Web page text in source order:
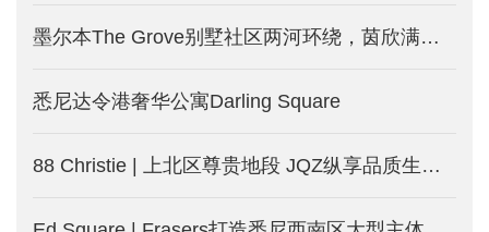
墨尔本The Grove别墅社区两河环绕，茵欣满载！全新规划，新一期别墅发售！
悉尼达令港奢华公寓Darling Square
88 Christie | 上北区尊贵地段 JQZ纵享品质生活-澳洲悉尼新楼盘发售中